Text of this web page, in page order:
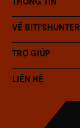
VỀ BITI’SHUNTER
TRỢ GIÚP
LIÊN HỆ